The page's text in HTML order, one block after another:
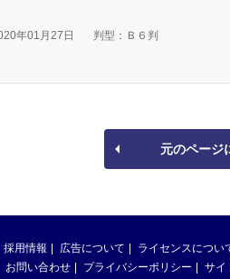
年01月27日 判型：Ｂ６判
元のページ
採用情報 広告について ライセンスについ
お問い合わせ プライバシーポリシー サイ